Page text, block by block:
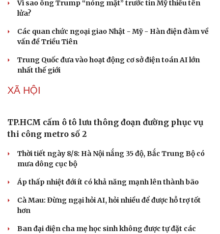
Vì cộng đồng
Vì sao ông Trump “nóng mặt” trước tin Mỹ thiếu tên
lửa?
Các quan chức ngoại giao Nhật - Mỹ - Hàn điện đàm về
vấn đề Triều Tiên
Trung Quốc đưa vào hoạt động cơ sở điện toán AI lớn
nhất thế giới
XÃ HỘI
TP.HCM cấm ô tô lưu thông đoạn đường phục vụ
thi công metro số 2
Thời tiết ngày 8/8: Hà Nội nắng 35 độ, Bắc Trung Bộ có
mưa dông cục bộ
Áp thấp nhiệt đới ít có khả năng mạnh lên thành bão
Cà Mau: Đừng ngại hỏi AI, hỏi nhiều để được hỗ trợ tốt
hơn
Ban đại diện cha mẹ học sinh không được tự đặt các